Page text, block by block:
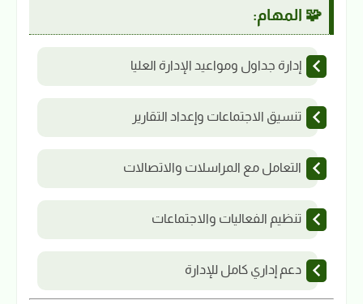
🧩 المهام:
إدارة جداول ومواعيد الإدارة العليا
تنسيق الاجتماعات وإعداد التقارير
التعامل مع المراسلات والاتصالات
تنظيم الفعاليات والاجتماعات
دعم إداري كامل للإدارة